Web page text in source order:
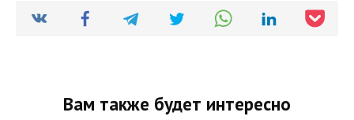
Вам также будет интересно